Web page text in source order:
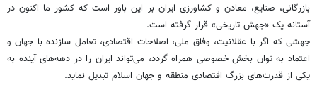
بازرگانی، صنایع، معادن و کشاورزی ایران بر این باور است که کشور ما اکنون در
آستانه یک «جهش تاریخی» قرار گرفته است.
جهشی که اگر با عقلانیت، وفاق ملی، اصلاحات اقتصادی، تعامل سازنده با جهان و
اعتماد به توان بخش خصوصی همراه گردد، می‌تواند ایران را در دهه‌های آینده به
یکی از قدرت‌های بزرگ اقتصادی منطقه و جهان اسلام تبدیل نماید.